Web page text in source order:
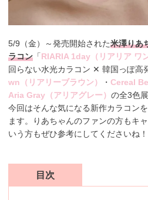
5/9（金）～発売開始された米澤りあ
ラコン 「RIARIA 1day（リアリア ワ
回らない水光カラコン ✕ 韓国っぽ高
wn（リアリーブラウン）
・Cereal
Aria Gray（アリアグレー）の全3色
今回はそんな気になる新作カラコン
ます。りあちゃんのファンの方もキ
いう方もぜひ参考にしてくださいね！
目次